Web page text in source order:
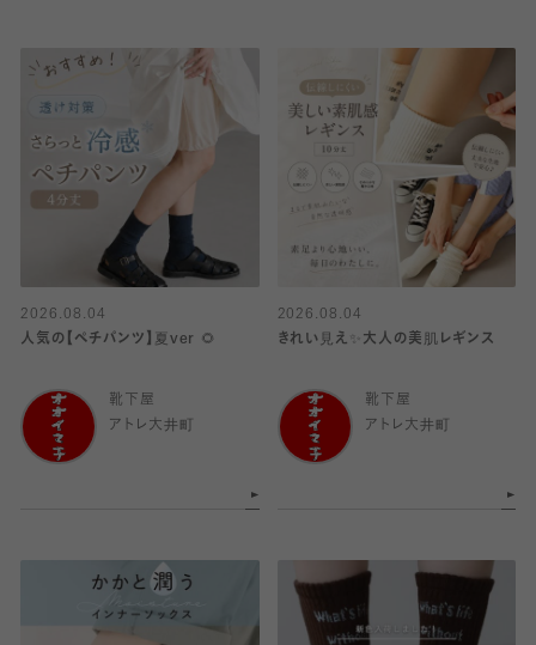
2026.08.04
人気の【ペチパンツ】夏ver 🌻
靴下屋
アトレ大井町
2026.08.04
きれい見え✨大人の美肌レギンス
靴下屋
アトレ大井町